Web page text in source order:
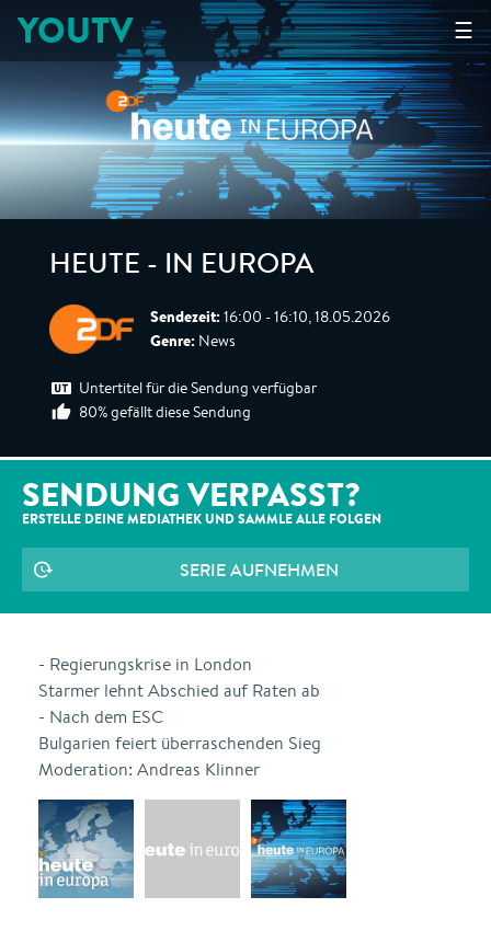
☰
YOUTV
HEUTE - IN EUROPA
Sendezeit: 16:00 - 16:10, 18.05.2026
Genre: News
Untertitel für die Sendung verfügbar
80% gefällt diese Sendung
SENDUNG VERPASST?
ERSTELLE DEINE MEDIATHEK UND SAMMLE ALLE FOLGEN
SERIE AUFNEHMEN
- Regierungskrise in London
Starmer lehnt Abschied auf Raten ab
- Nach dem ESC
Bulgarien feiert überraschenden Sieg
Moderation: Andreas Klinner